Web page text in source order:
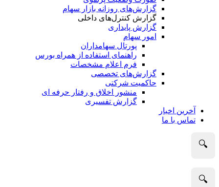
گزارش‌های روزانه بازار سهام
گزارش کنترل‌های داخلی
گزارش پایداری
امور سهام
پورتال سهامداران
راهنمای استفاده از همراه بورس
فرم اعلام مشخصات
گزارش‌های تخصصی
حاکمیت شرکتی
منشور اخلاق و رفتار حرفه­ ای
گزارش تفسیری
آخرین اخبار
تماس با ما
🔍
🔍